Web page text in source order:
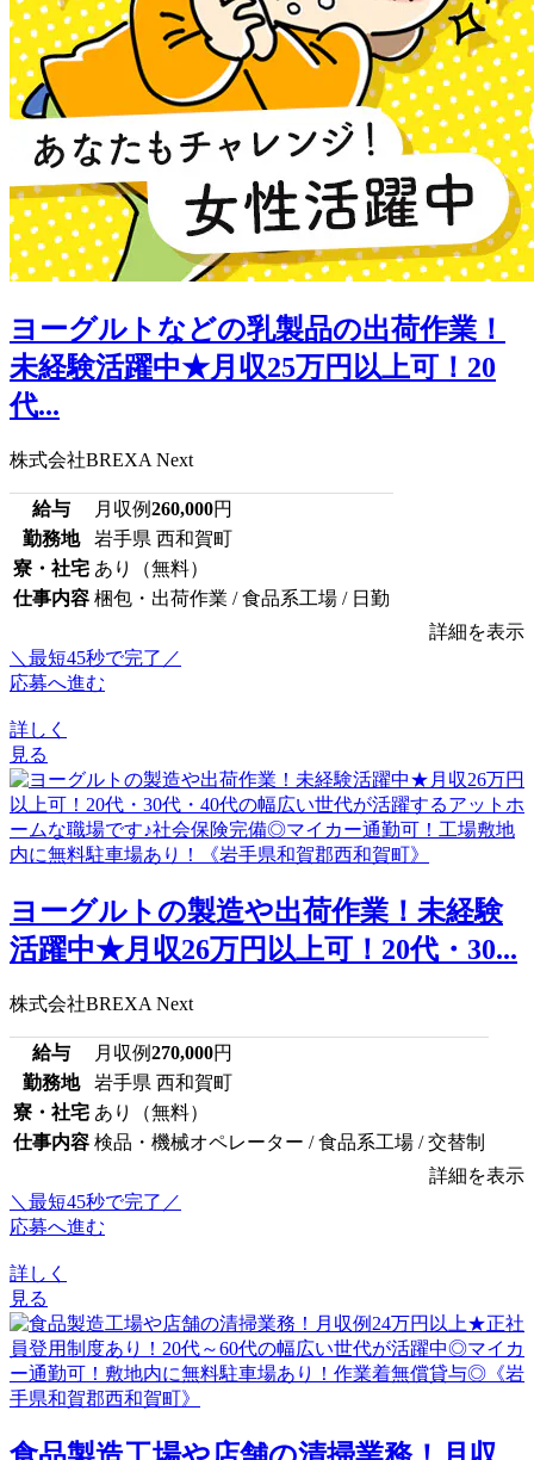
ヨーグルトなどの乳製品の出荷作業！
未経験活躍中★月収25万円以上可！20
代...
株式会社BREXA Next
給与 月収例260,000円
勤務地
岩手県 西和賀町
寮・社宅 あり（無料）
仕事内容 梱包・出荷作業 / 食品系工場 / 日勤
詳細を表示
＼最短45秒で完了／
応募へ進む
詳しく
見る
ヨーグルトの製造や出荷作業！未経験
活躍中★月収26万円以上可！20代・30...
株式会社BREXA Next
給与 月収例270,000円
勤務地
岩手県 西和賀町
寮・社宅 あり（無料）
仕事内容 検品・機械オペレーター / 食品系工場 / 交替制
詳細を表示
＼最短45秒で完了／
応募へ進む
詳しく
見る